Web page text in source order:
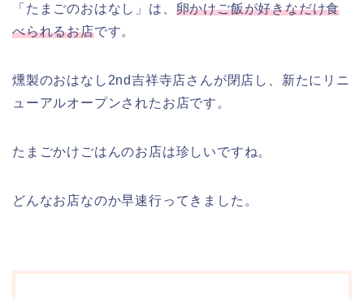
「たまごのおはなし」は、 卵かけご飯が好きなだけ食
べられるお店です。
燻製のおはなし2nd吉祥寺店さんが閉店し、新たにリニ
ューアルオープンされたお店です。
たまごかけごはんのお店は珍しいですね。
どんなお店なのか早速行ってきました。